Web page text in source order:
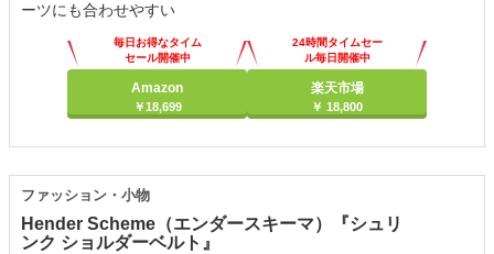
ーツにも合わせやすい
毎日お得なタイム
セール開催中
Amazon
￥18,699
24時間タイムセー
ル毎日開催中
楽天市場
￥ 18,800
Hender Scheme（エンダースキーマ）『シュリ
ンク ショルダーベルト』
ファッション・小物